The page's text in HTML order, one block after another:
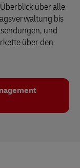
über alle
bis
und
über den